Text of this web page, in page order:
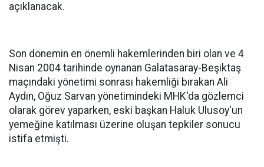
açıklanacak.
Son dönemin en önemli hakemlerinden biri olan ve 4
Nisan 2004 tarihinde oynanan Galatasaray-Beşiktaş
maçındaki yönetimi sonrası hakemliği bırakan Ali
Aydın, Oğuz Sarvan yönetimindeki MHK'da gözlemci
olarak görev yaparken, eski başkan Haluk Ulusoy'un
yemeğine katılması üzerine oluşan tepkiler sonucu
istifa etmişti.